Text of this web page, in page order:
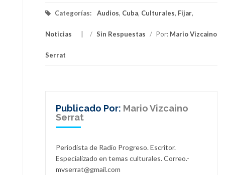
Categorías: Audios, Cuba, Culturales, Fijar,
Noticias / Sin Respuestas / Por: Mario Vizcaino
Serrat
Publicado Por: Mario Vizcaino
Serrat
Periodista de Radio Progreso. Escritor.
Especializado en temas culturales. Correo.-
mvserrat@gmail.com